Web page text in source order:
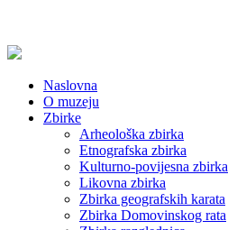
Naslovna
O muzeju
Zbirke
Arheološka zbirka
Etnografska zbirka
Kulturno-povijesna zbirka
Likovna zbirka
Zbirka geografskih karata
Zbirka Domovinskog rata